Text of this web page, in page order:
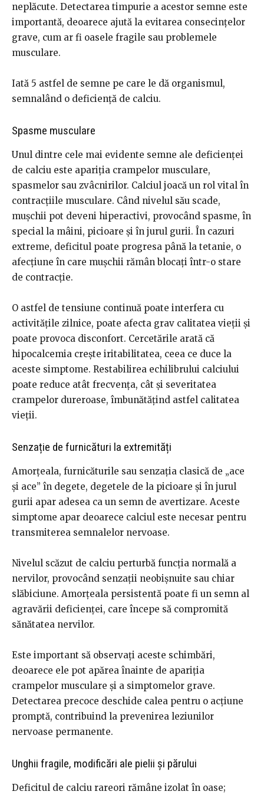
neplăcute. Detectarea timpurie a acestor semne este
importantă, deoarece ajută la evitarea consecințelor
grave, cum ar fi oasele fragile sau problemele
musculare.
Iată 5 astfel de semne pe care le dă organismul,
semnalând o deficiență de calciu.
Spasme musculare
Unul dintre cele mai evidente semne ale deficienței
de calciu este apariția crampelor musculare,
spasmelor sau zvâcnirilor. Calciul joacă un rol vital în
contracțiile musculare. Când nivelul său scade,
mușchii pot deveni hiperactivi, provocând spasme, în
special la mâini, picioare și în jurul gurii. În cazuri
extreme, deficitul poate progresa până la tetanie, o
afecțiune în care mușchii rămân blocați într-o stare
de contracție.
O astfel de tensiune continuă poate interfera cu
activitățile zilnice, poate afecta grav calitatea vieții și
poate provoca disconfort. Cercetările arată că
hipocalcemia crește iritabilitatea, ceea ce duce la
aceste simptome. Restabilirea echilibrului calciului
poate reduce atât frecvența, cât și severitatea
crampelor dureroase, îmbunătățind astfel calitatea
vieții.
Senzație de furnicături la extremități
Amorțeala, furnicăturile sau senzația clasică de „ace
și ace” în degete, degetele de la picioare și în jurul
gurii apar adesea ca un semn de avertizare. Aceste
simptome apar deoarece calciul este necesar pentru
transmiterea semnalelor nervoase.
Nivelul scăzut de calciu perturbă funcția normală a
nervilor, provocând senzații neobișnuite sau chiar
slăbiciune. Amorțeala persistentă poate fi un semn al
agravării deficienței, care începe să compromită
sănătatea nervilor.
Este important să observați aceste schimbări,
deoarece ele pot apărea înainte de apariția
crampelor musculare și a simptomelor grave.
Detectarea precoce deschide calea pentru o acțiune
promptă, contribuind la prevenirea leziunilor
nervoase permanente.
Unghii fragile, modificări ale pielii și părului
Deficitul de calciu rareori rămâne izolat în oase;